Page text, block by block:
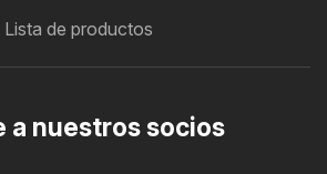
Lista de productos
a nuestros socios